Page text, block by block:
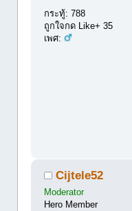
กระทู้: 788
ถูกใจกด Like+ 35
เพศ:
Cijtele52
Moderator
Hero Member